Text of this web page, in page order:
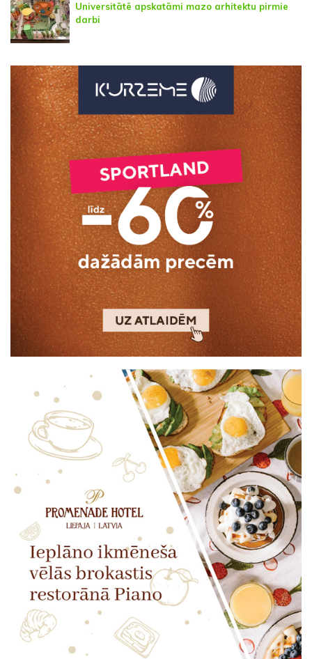
Universitātē apskatāmi mazo arhitektu pirmie
darbi